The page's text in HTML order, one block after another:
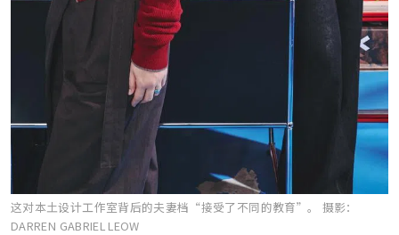
这对本土设计工作室背后的夫妻档“接受了不同的教育”。 摄影：
DARREN GABRIEL LEOW